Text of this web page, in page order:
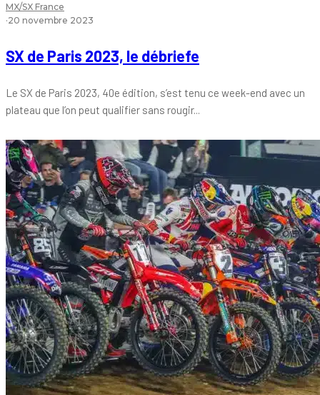
MX/SX France
·20 novembre 2023
SX de Paris 2023, le débriefe
Le SX de Paris 2023, 40e édition, s’est tenu ce week-end avec un
plateau que l’on peut qualifier sans rougir...